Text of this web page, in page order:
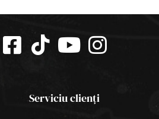
Serviciu clienți